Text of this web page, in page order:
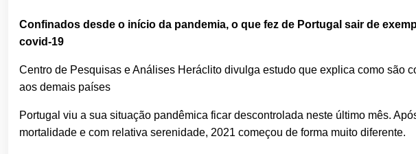
Confinados desde o início da pandemia, o que fez de Portugal sair de
covid-19
Centro de Pesquisas e Análises Heráclito divulga estudo que explica como são
aos demais países
Portugal viu a sua situação pandêmica ficar descontrolada neste último mês.
mortalidade e com relativa serenidade, 2021 começou de forma muito diferente.